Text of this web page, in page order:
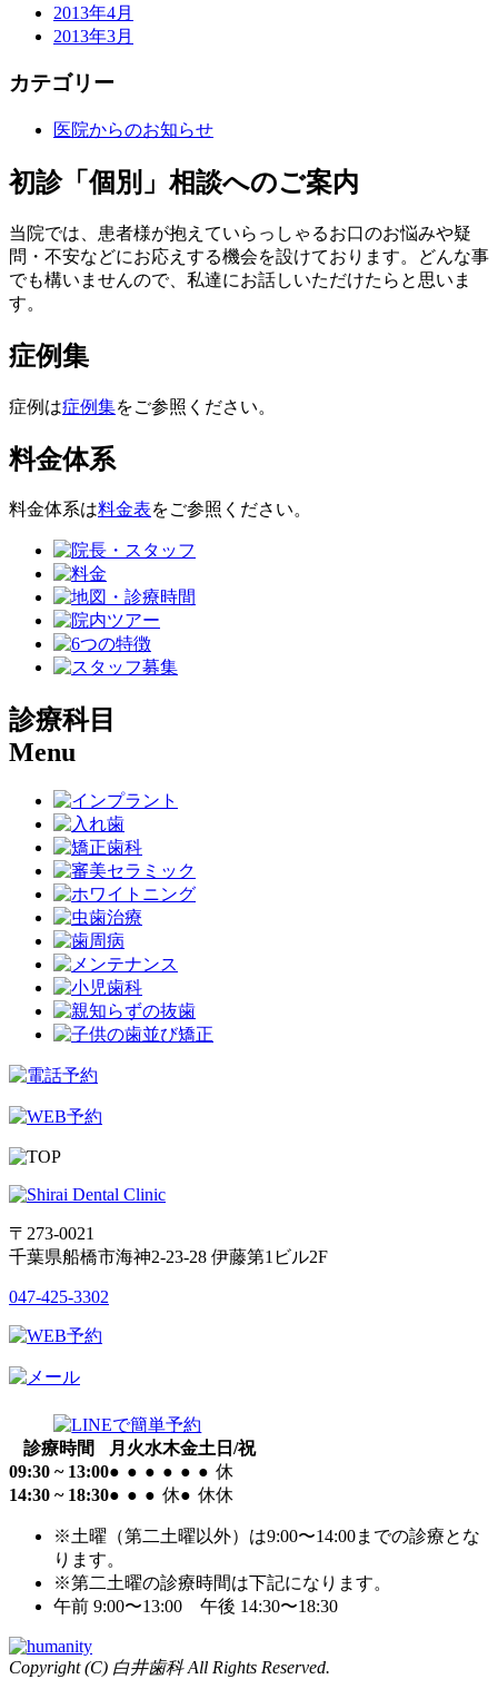
2013年4月
2013年3月
カテゴリー
医院からのお知らせ
初診「個別」相談へのご案内
当院では、患者様が抱えていらっしゃるお口のお悩みや疑
問・不安などにお応えする機会を設けております。どんな事
でも構いませんので、私達にお話しいただけたらと思いま
す。
症例集
症例は症例集をご参照ください。
料金体系
料金体系は料金表をご参照ください。
診療科目
Menu
〒273-0021
千葉県船橋市海神2-23-28 伊藤第1ビル2F
047-425-3302
診療時間 月 火水木金土 日/祝
09:30 ~ 13:00● ● ● ● ● ● 休
14:30 ~ 18:30● ● ● 休● 休休
※土曜（第二土曜以外）は9:00〜14:00までの診療とな
ります。
※第二土曜の診療時間は下記になります。
午前 9:00〜13:00 午後 14:30〜18:30
Copyright (C) 白井歯科 All Rights Reserved.